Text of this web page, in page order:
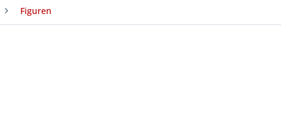
Figuren